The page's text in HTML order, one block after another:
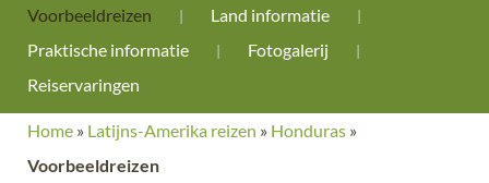
Voorbeeldreizen
Land informatie
Praktische informatie
Fotogalerij
Reiservaringen
Home » Latijns-Amerika reizen » Honduras »
Voorbeeldreizen